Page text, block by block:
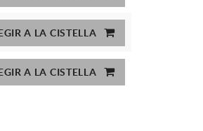
A LA CISTELLA
A LA CISTELLA